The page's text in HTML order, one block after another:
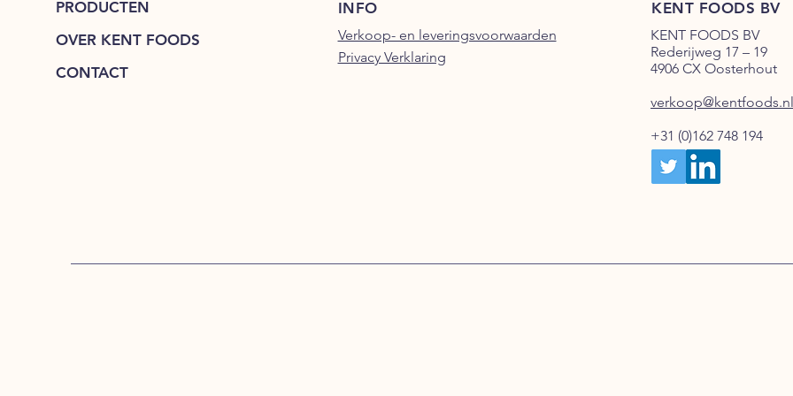
PRODUCTEN
OVER KENT FOODS
CONTACT
INFO
Verkoop- en leveringsvoorwaarden
Privacy Verklaring
KENT FOODS BV
KENT FOODS BV
Rederijweg 17 – 19
4906 CX Oosterhout
+31 (0)162 748 194